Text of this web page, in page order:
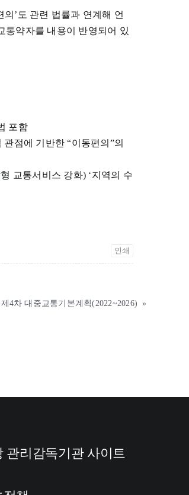
’도 관련 법률과 연계해 언
통약자를 내용이 반영되어 있
포함
점에 기반한 “이동편의”의
교통서비스 강화) ‘지역의 수
인쇄
제4차 대중교통기본계획(2022~2026) »
관리감독기관 사이트